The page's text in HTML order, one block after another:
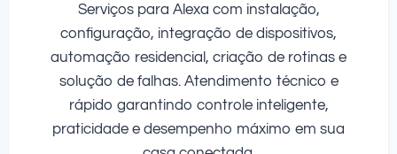
Serviços para Alexa com instalação,
configuração, integração de dispositivos,
automação residencial, criação de rotinas e
solução de falhas. Atendimento técnico e
rápido garantindo controle inteligente,
praticidade e desempenho máximo em sua